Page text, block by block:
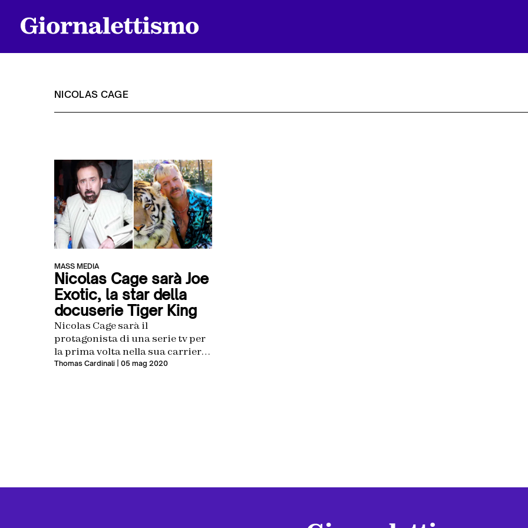
Chi siamo
Contatti
NICOLAS CAGE
MASS MEDIA
Nicolas Cage sarà Joe
Exotic, la star della
docuserie Tiger King
Nicolas Cage sarà il
protagonista di una serie tv per
la prima volta nella sua carriera,
interpreterà il personaggio reso
Thomas Cardinali | 05 mag 2020